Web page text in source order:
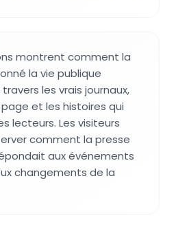
montrent comment la
la vie publique
les vrais journaux,
et les histoires qui
lecteurs. Les visiteurs
comment la presse
aux événements
changements de la